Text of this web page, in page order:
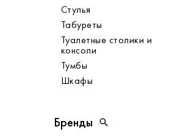
Стулья
Табуреты
Туалетные столики и
консоли
Тумбы
Шкафы
Бренды
Бренды Открыть поиск